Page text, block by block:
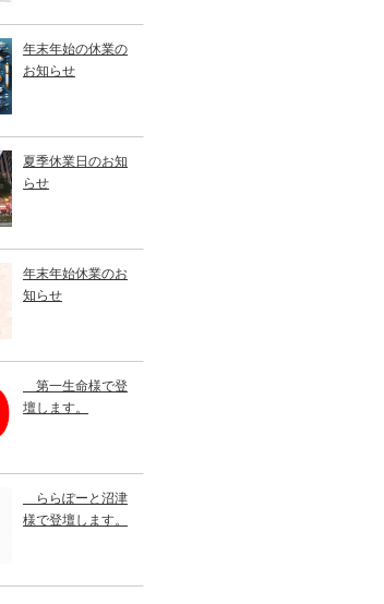
年末年始の休業の
お知らせ
夏季休業日のお知
らせ
年末年始休業のお
知らせ
第一生命様で登
壇します。
ららぽーと沼津
様で登壇します。